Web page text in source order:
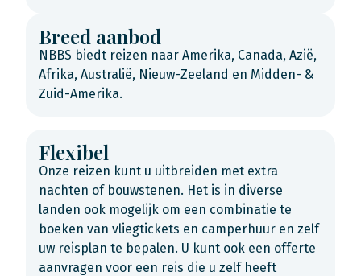
Breed aanbod
NBBS biedt reizen naar Amerika, Canada, Azië,
Afrika, Australië, Nieuw-Zeeland en Midden- &
Zuid-Amerika.
Flexibel
Onze reizen kunt u uitbreiden met extra
nachten of bouwstenen. Het is in diverse
landen ook mogelijk om een combinatie te
boeken van vliegtickets en camperhuur en zelf
uw reisplan te bepalen. U kunt ook een offerte
aanvragen voor een reis die u zelf heeft